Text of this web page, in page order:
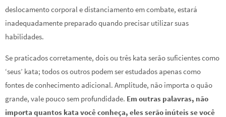
deslocamento corporal e distanciamento em combate, estará
inadequadamente preparado quando precisar utilizar suas
habilidades.
Se praticados corretamente, dois ou três kata serão suficientes como
‘seus’ kata; todos os outros podem ser estudados apenas como
fontes de conhecimento adicional. Amplitude, não importa o quão
grande, vale pouco sem profundidade. Em outras palavras, não
importa quantos kata você conheça, eles serão inúteis se você